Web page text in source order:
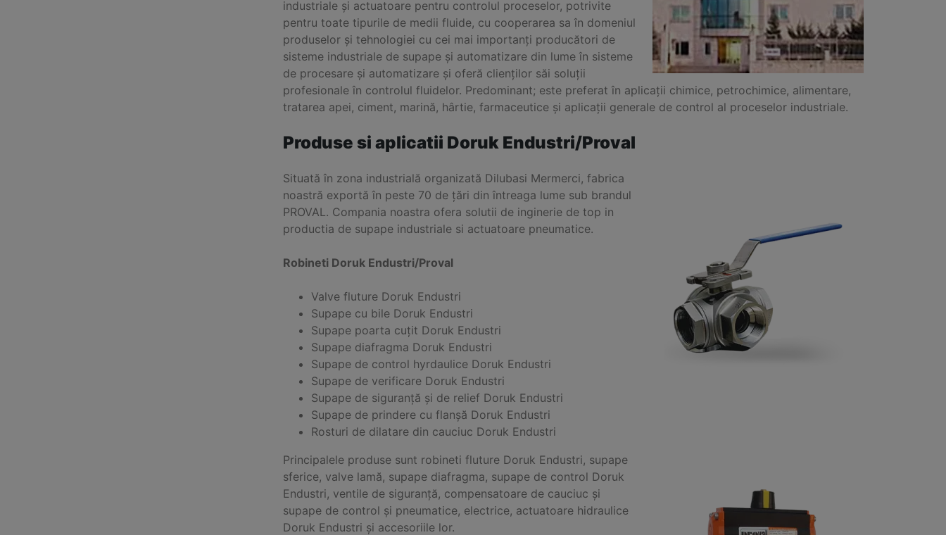
industriale și actuatoare pentru controlul proceselor, potrivite
pentru toate tipurile de medii fluide, cu cooperarea sa în domeniul
produselor și tehnologiei cu cei mai importanți producători de
sisteme industriale de supape și automatizare din lume în sisteme
de procesare și automatizare și oferă clienților săi soluții
profesionale în controlul fluidelor. Predominant; este preferat în aplicații chimice, petrochimice, alimentare,
tratarea apei, ciment, marină, hârtie, farmaceutice și aplicații generale de control al proceselor industriale.
Produse si aplicatii Doruk Endustri/Proval
Situată în zona industrială organizată Dilubasi Mermerci, fabrica
noastră exportă în peste 70 de țări din întreaga lume sub brandul
PROVAL. Compania noastra ofera solutii de inginerie de top in
productia de supape industriale si actuatoare pneumatice.
Robineti Doruk Endustri/Proval
Valve fluture Doruk Endustri
Supape cu bile Doruk Endustri
Supape poarta cuțit Doruk Endustri
Supape diafragma Doruk Endustri
Supape de control hyrdaulice Doruk Endustri
Supape de verificare Doruk Endustri
Supape de siguranță și de relief Doruk Endustri
Supape de prindere cu flanșă Doruk Endustri
Rosturi de dilatare din cauciuc Doruk Endustri
Principalele produse sunt robineti fluture Doruk Endustri, supape
sferice, valve lamă, supape diafragma, supape de control Doruk
Endustri, ventile de siguranță, compensatoare de cauciuc și
supape de control și pneumatice, electrice, actuatoare hidraulice
Doruk Endustri și accesoriile lor.